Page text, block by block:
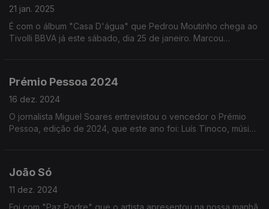
21 jan. 2025
É com o álbum "Casa D'água" que Pedrou Moutinho chega ao
Tivolli BBVA já este sábado, dia 25 de janeiro. Marcou
Prémio Pessoa 2024
16 dez. 2024
O jornalista Miguel Soares entrevistou o vencedor o Prémio
Pessoa, edição de 2024, que este ano foi: Luís Tinoco, músico
João Só
11 dez. 2024
Foi com "Paz Podre" que o artista apresentou na nossa manhã